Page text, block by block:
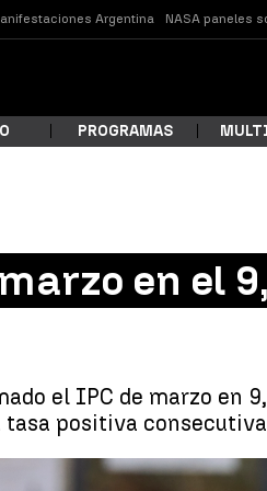
Argentina NASA paneles
PROGRAMAS
en el
el IPC de marzo en
tasa positiva
El INE confirma el IPC